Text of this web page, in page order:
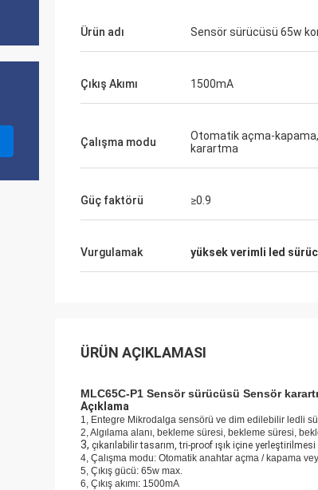
Ürün adı Sensör sürücüsü 65w
Çıkış Akımı 1500mA
Çalışma modu
Otomatik açma-
karartma
Güç faktörü ≥0.9
Vurgulamak yüksek verimli led
ÜRÜN AÇIKLAMASI
MLC65C-P1 Sensör sürücüsü Sensör
Açıklama
1, Entegre Mikrodalga sensörü ve dim edilebilir ledli
2, Algılama alanı, bekleme süresi, bekleme süresi,
3, çıkarılabilir tasarım, tri-proof ışık içine yerleştirilmesi
4, Çalışma modu: Otomatik anahtar açma / kapama
5, Çıkış gücü: 65w max.
6, Çıkış akımı: 1500mA